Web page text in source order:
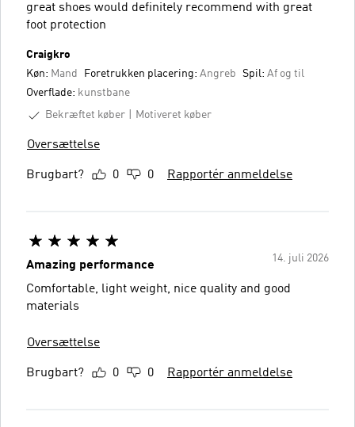
great shoes would definitely recommend with great
foot protection
Craigkro
Køn: Mand Foretrukken placering: Angreb Spil: Af og til
Overflade: kunstbane
Bekræftet køber
Motiveret køber
Oversættelse
Brugbart? 0 0 Rapportér anmeldelse
14. juli 2026
Amazing performance
Comfortable, light weight, nice quality and good
materials
Oversættelse
Brugbart? 0 0 Rapportér anmeldelse